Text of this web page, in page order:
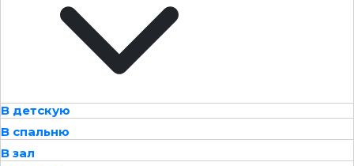
В детскую
В спальню
В зал